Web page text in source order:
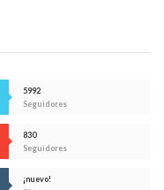
5992
Seguidores
830
Seguidores
¡nuevo!